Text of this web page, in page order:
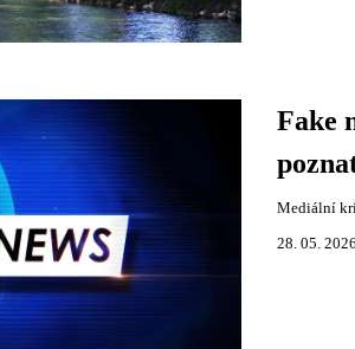
Fake
Mediální
28. 05. 2026